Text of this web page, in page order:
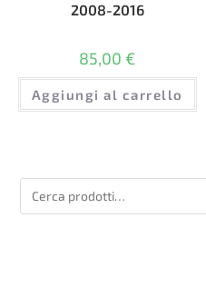
2008-2016
85,00 €
Aggiungi al carrello